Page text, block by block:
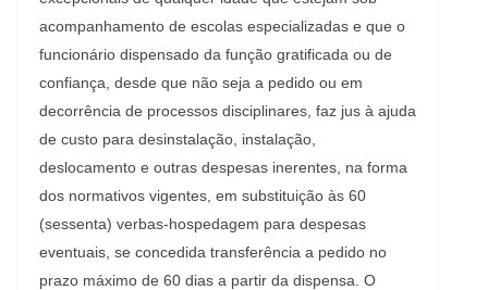
acompanhamento de escolas especializadas e que o
funcionário dispensado da função gratificada ou de
confiança, desde que não seja a pedido ou em
decorrência de processos disciplinares, faz jus à ajuda
de custo para desinstalação, instalação,
deslocamento e outras despesas inerentes, na forma
dos normativos vigentes, em substituição às 60
(sessenta) verbas-hospedagem para despesas
eventuais, se concedida transferência a pedido no
prazo máximo de 60 dias a partir da dispensa. O